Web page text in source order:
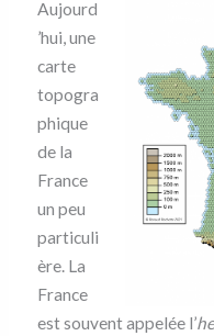
Aujourd
’hui, une
carte
topogra
phique
de la
France
un peu
particuli
ère. La
France
est souvent appelée l’